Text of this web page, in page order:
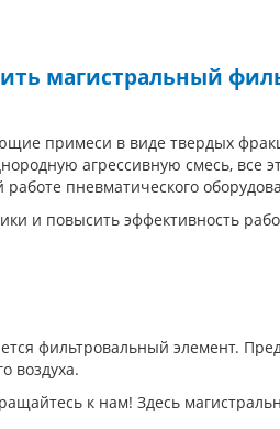
магистральный
примеси в виде твердых
агрессивную смесь, все
пневматического
и повысить эффективность
фильтровальный элемент.
воздуха.
к нам! Здесь